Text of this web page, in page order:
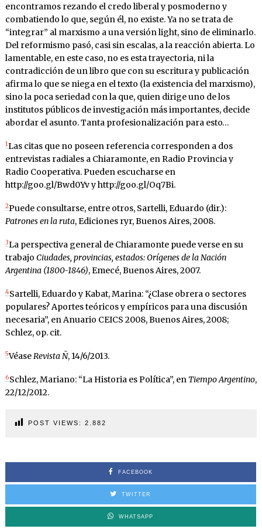
encontramos rezando el credo liberal y posmoderno y
combatiendo lo que, según él, no existe. Ya no se trata de
“integrar” al marxismo a una versión light, sino de eliminarlo.
Del reformismo pasó, casi sin escalas, a la reacción abierta. Lo
lamentable, en este caso, no es esta trayectoria, ni la
contradicción de un libro que con su escritura y publicación
afirma lo que se niega en el texto (la existencia del marxismo),
sino la poca seriedad con la que, quien dirige uno de los
institutos públicos de investigación más importantes, decide
abordar el asunto. Tanta profesionalización para esto…
1Las citas que no poseen referencia corresponden a dos
entrevistas radiales a Chiaramonte, en Radio Provincia y
Radio Cooperativa. Pueden escucharse en
http://goo.gl/Bwd0Yv y http://goo.gl/Oq7Bi.
2Puede consultarse, entre otros, Sartelli, Eduardo (dir.):
Patrones en la ruta, Ediciones ryr, Buenos Aires, 2008.
3La perspectiva general de Chiaramonte puede verse en su
trabajo Ciudades, provincias, estados: Orígenes de la Nación
Argentina (1800-1846), Emecé, Buenos Aires, 2007.
4Sartelli, Eduardo y Kabat, Marina: “¿Clase obrera o sectores
populares? Aportes teóricos y empíricos para una discusión
necesaria”, en Anuario CEICS 2008, Buenos Aires, 2008;
Schlez, op. cit.
5VéaseRevista Ñ, 14/6/2013.
6Schlez, Mariano: “La Historia es Política”, en Tiempo Argentino,
22/12/2012.
POST VIEWS: 2.882
FACEBOOK
TWITTER
WHATSAPP